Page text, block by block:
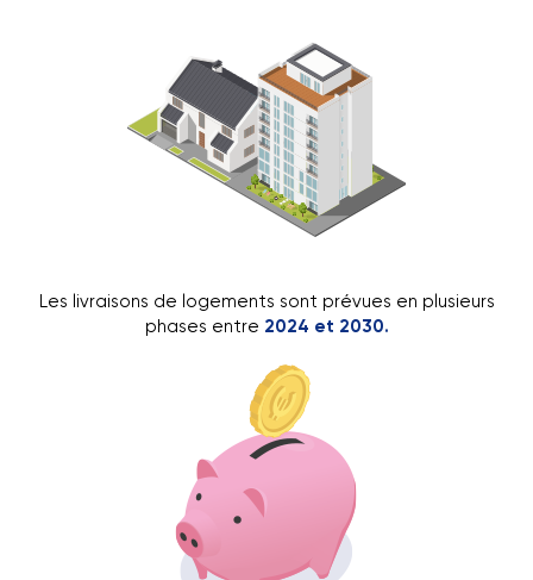
Les livraisons de logements sont prévues en plusieurs
phases entre 2024 et 2030.